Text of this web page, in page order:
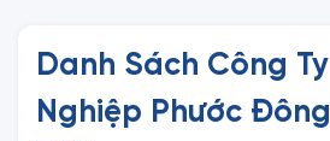
Danh Sách Công
Nghiệp Phước